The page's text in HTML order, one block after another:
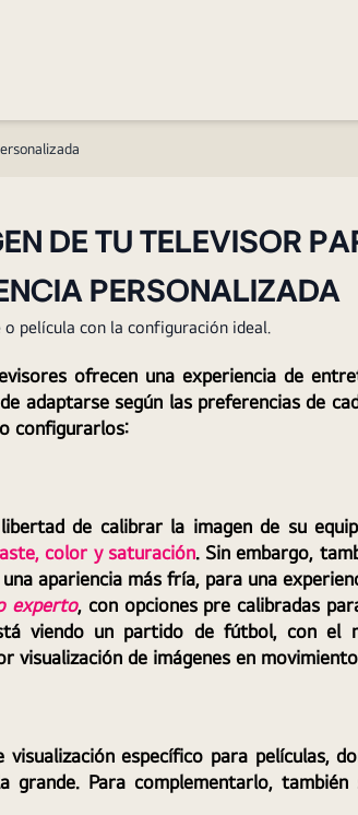
DE TU TELEVISOR
PERSONALIZADA
película con la configuración ideal.
ofrecen una experiencia de
adaptarse según las preferencias de
configurarlos:
de calibrar la imagen de su
color y saturación. Sin embargo,
apariencia más fría, para una
experto, con opciones pre calibradas
viendo un partido de fútbol, con el
de imágenes en
específico para películas,
Para complementarlo,